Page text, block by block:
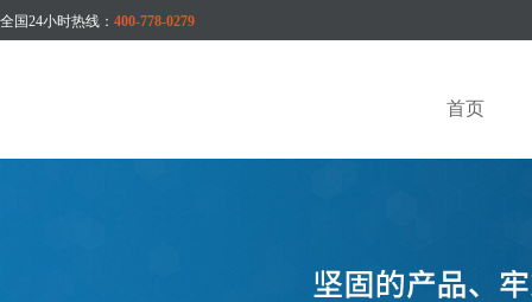
全国24小时热线： 400-778-0279
首页